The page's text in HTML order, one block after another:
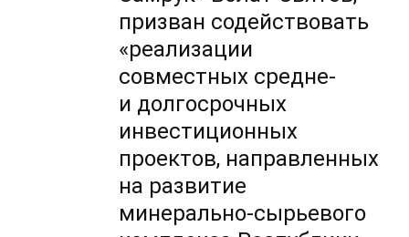
призван содействовать
«реализации
совместных средне-
и долгосрочных
инвестиционных
проектов, направленных
на развитие
минерально-сырьевого